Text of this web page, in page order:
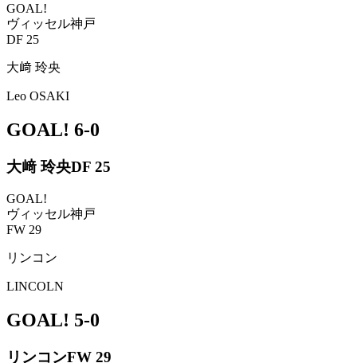
GOAL!
ヴィッセル神戸
DF 25
大﨑 玲央
Leo OSAKI
GOAL! 6-0
大﨑 玲央DF 25
GOAL!
ヴィッセル神戸
FW 29
リンコン
LINCOLN
GOAL! 5-0
リンコンFW 29